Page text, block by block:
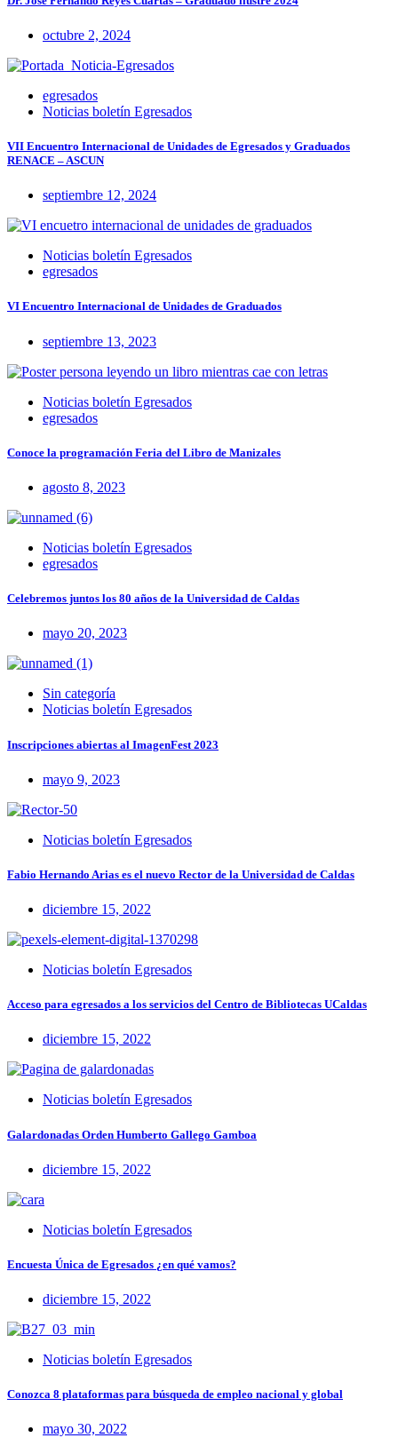
octubre 2, 2024
egresados
Noticias boletín Egresados
VII Encuentro Internacional de Unidades de Egresados y Graduados
RENACE – ASCUN
septiembre 12, 2024
Noticias boletín Egresados
egresados
VI Encuentro Internacional de Unidades de Graduados
septiembre 13, 2023
Noticias boletín Egresados
egresados
Conoce la programación Feria del Libro de Manizales
agosto 8, 2023
Noticias boletín Egresados
egresados
Celebremos juntos los 80 años de la Universidad de Caldas
mayo 20, 2023
Sin categoría
Noticias boletín Egresados
Inscripciones abiertas al ImagenFest 2023
mayo 9, 2023
Noticias boletín Egresados
Fabio Hernando Arias es el nuevo Rector de la Universidad de Caldas
diciembre 15, 2022
Noticias boletín Egresados
Acceso para egresados a los servicios del Centro de Bibliotecas UCaldas
diciembre 15, 2022
Noticias boletín Egresados
Galardonadas Orden Humberto Gallego Gamboa
diciembre 15, 2022
Noticias boletín Egresados
Encuesta Única de Egresados ¿en qué vamos?
diciembre 15, 2022
Noticias boletín Egresados
Conozca 8 plataformas para búsqueda de empleo nacional y global
mayo 30, 2022